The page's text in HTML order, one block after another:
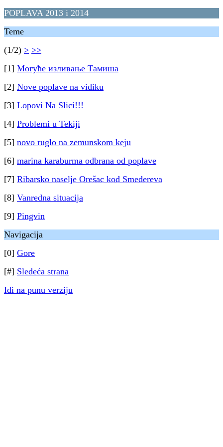
POPLAVA 2013 i 2014
Teme
(1/2) > >>
[1] Могуће изливање Тамиша
[2] Nove poplave na vidiku
[3] Lopovi Na Slici!!!
[4] Problemi u Tekiji
[5] novo ruglo na zemunskom keju
[6] marina karaburma odbrana od poplave
[7] Ribarsko naselje Orešac kod Smedereva
[8] Vanredna situacija
[9] Pingvin
Navigacija
[0] Gore
[#] Sledeća strana
Idi na punu verziju